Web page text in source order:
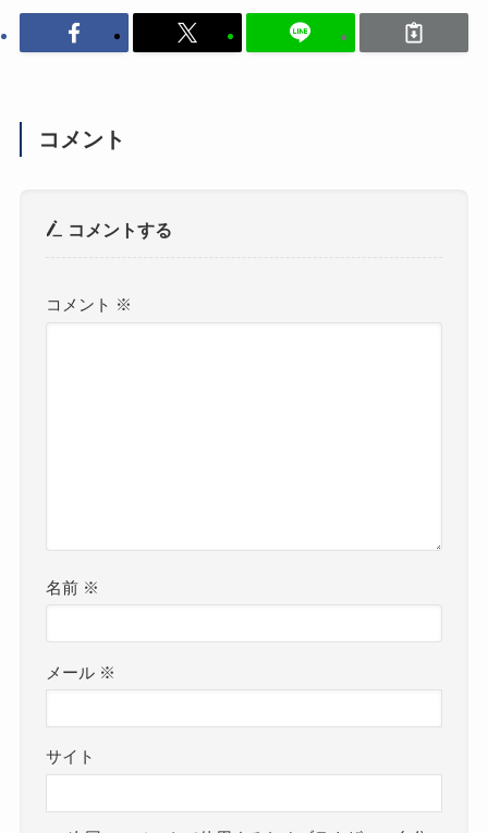
コメント
コメントする
コメント ※
名前 ※
メール ※
サイト